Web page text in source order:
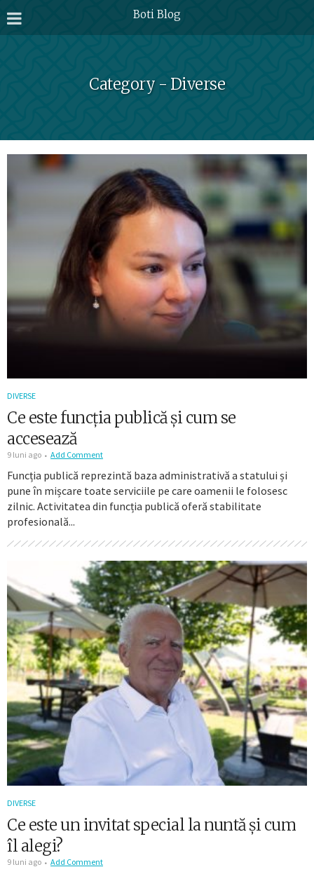
Boti Blog
Category - Diverse
DIVERSE
Ce este funcția publică și cum se
accesează
9 luni ago Add Comment
Funcția publică reprezintă baza administrativă a statului și
pune în mișcare toate serviciile pe care oamenii le folosesc
zilnic. Activitatea din funcția publică oferă stabilitate
profesională...
DIVERSE
Ce este un invitat special la nuntă și cum
îl alegi?
9 luni ago Add Comment